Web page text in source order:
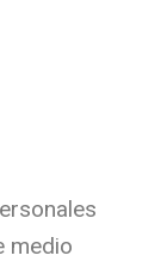
medio